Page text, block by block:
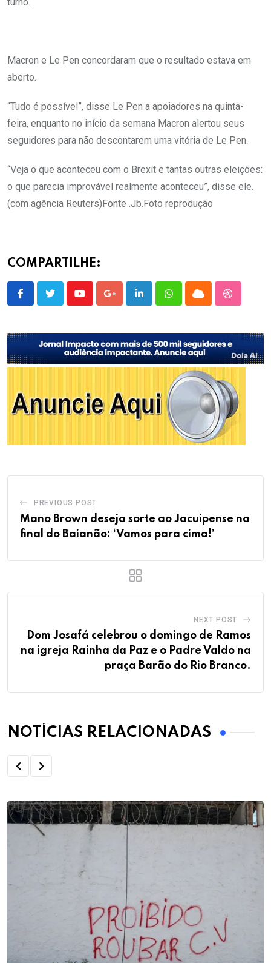
Macron e Le Pen concordaram que o resultado estava em
aberto.
“Tudo é possível”, disse Le Pen a apoiadores na quinta-
feira, enquanto no início da semana Macron alertou seus
seguidores para não descontarem uma vitória de Le Pen.
“Veja o que aconteceu com o Brexit e tantas outras eleições:
o que parecia improvável realmente aconteceu”, disse ele.
(com agência Reuters)Fonte .Jb.Foto reprodução
COMPARTILHE:
YoutubeGoogle+LinkedInWhatsappCloud
PREVIOUS POST
Mano Brown deseja sorte ao Jacuipense na
final do Baianão: ‘Vamos para cima!’
NEXT POST
Dom Josafá celebrou o domingo de Ramos
na igreja Rainha da Paz e o Padre Valdo na
praça Barão do Rio Branco.
NOTÍCIAS RELACIONADAS